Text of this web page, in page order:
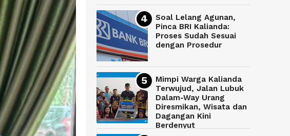
Soal Lelang Agunan,
Pinca BRI Kalianda:
Proses Sudah Sesuai
dengan Prosedur
Mimpi Warga Kalianda
Terwujud, Jalan Lubuk
Dalam-Way Urang
Diresmikan, Wisata dan
Dagangan Kini
Berdenyut